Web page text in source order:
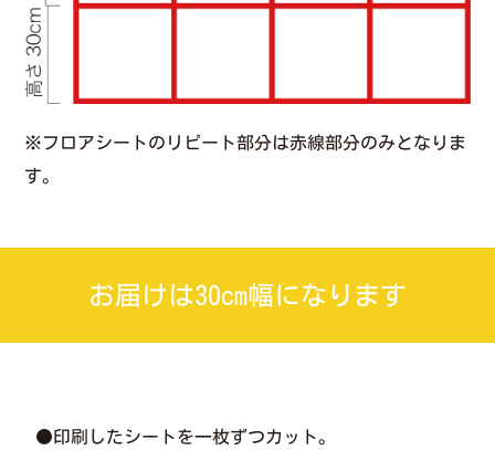
※フロアシートのリピート部分は赤線部分のみとなりま
す。
お届けは30cm幅になります
●印刷したシートを一枚ずつカット。